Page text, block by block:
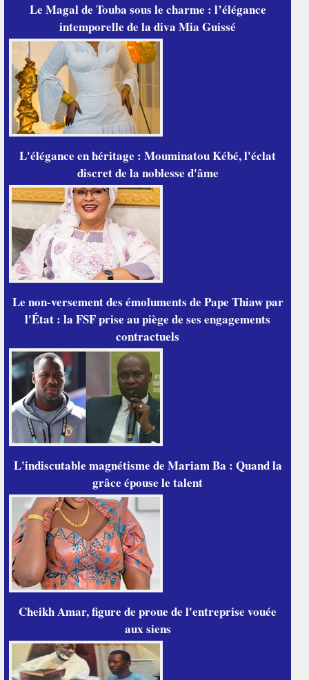
Le Magal de Touba sous le charme : l’élégance
intemporelle de la diva Mia Guissé
L'élégance en héritage : Mouminatou Kébé, l'éclat
discret de la noblesse d'âme
Le non-versement des émoluments de Pape Thiaw par
l'État : la FSF prise au piège de ses engagements
contractuels
L'indiscutable magnétisme de Mariam Ba : Quand la
grâce épouse le talent
Cheikh Amar, figure de proue de l'entreprise vouée
aux siens